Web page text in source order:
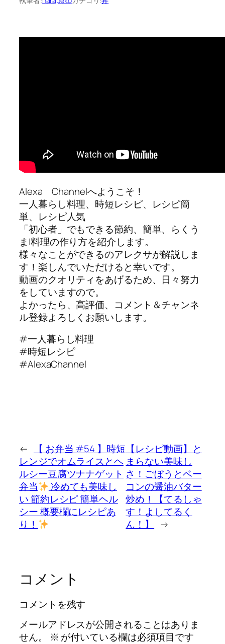
Alexa Channelへようこそ！
一人暮らし料理、時短レシピ、レシピ簡
単、レシピ人気
「初心者」でもできる節約、簡単、らくう
ま|料理の作り方を紹介します。
様々なことができるのアレクサが解説しま
す！楽しんでいただけると幸いです。
動画のクオリティをあげるため、日々努力
をしていますので。
よかったら、高評価、コメント＆チャンネ
ル登録よろしくお願いします。
#一人暮らし料理
#時短レシピ
#AlexaChannel
←
【 お弁当 #54 】時短
レンジでオムライスとヘ
ルシー豆腐ツナナゲット
弁当
冷めても美味し
い 節約レシピ 簡単ヘル
シー 概要欄にレシピあ
り！
【レシピ動画】と
まらない美味し
さ！ごぼうとベー
コンの醤油バター
炒め！【てるしゃ
す！よしてるく
ん！】
→
コメント
コメントを残す
メールアドレスが公開されることはありま
せん。
※ が付いている欄は必須項目です